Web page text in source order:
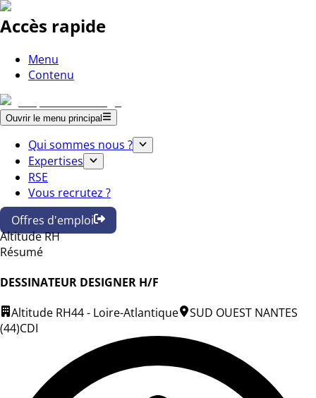
Accès rapide
Menu
Contenu
Ouvrir le menu principal
Qui sommes nous ?
Expertises
RSE
Vous recrutez ?
Offres d'emploi
Altitude RH
Résumé
DESSINATEUR DESIGNER H/F
Altitude RH44 - Loire-Atlantique
SUD OUEST NANTES
(44)CDI